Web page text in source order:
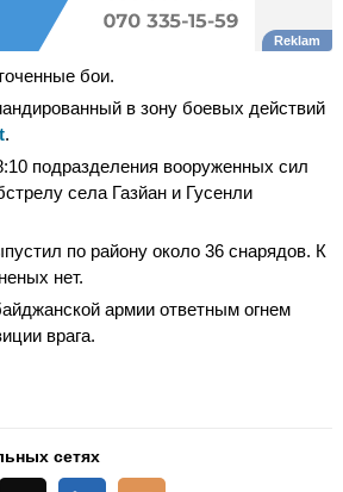
бои.
в зону боевых действий
.
подразделения вооруженных сил
села Газйан и Гусенли
по району около 36 снарядов. К
нет.
армии ответным огнем
врага.
сетях